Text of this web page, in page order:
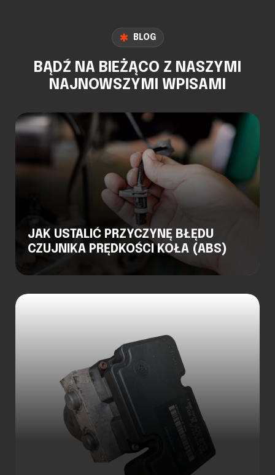
BLOG
BĄDŹ NA BIEŻĄCO Z NASZYMI
NAJNOWSZYMI WPISAMI
JAK USTALIĆ PRZYCZYNĘ BŁĘDU
CZUJNIKA PRĘDKOŚCI KOŁA (ABS)